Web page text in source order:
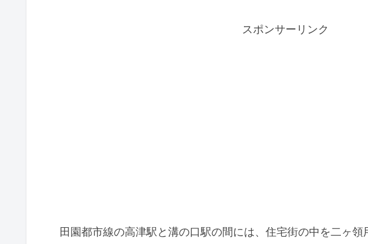
スポンサーリンク
田園都市線の高津駅と溝の口駅の間には、住宅街の中を二ヶ